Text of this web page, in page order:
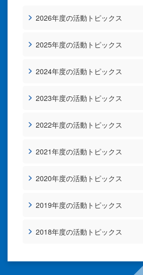
2026年度の活動トピックス
2025年度の活動トピックス
2024年度の活動トピックス
2023年度の活動トピックス
2022年度の活動トピックス
2021年度の活動トピックス
2020年度の活動トピックス
2019年度の活動トピックス
2018年度の活動トピックス